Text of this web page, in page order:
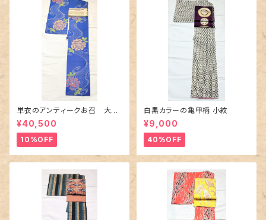
単衣のアンティークお召 大輪
の薔薇柄柄
¥40,500
10%OFF
白黒カラーの亀甲柄 小紋
¥9,000
40%OFF